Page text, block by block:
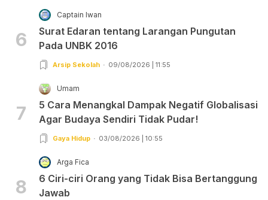
6
Captain Iwan
Surat Edaran tentang Larangan Pungutan
Pada UNBK 2016
Arsip Sekolah 09/08/2026 | 11:55
7
Umam
5 Cara Menangkal Dampak Negatif Globalisasi
Agar Budaya Sendiri Tidak Pudar!
Gaya Hidup 03/08/2026 | 10:55
8
Arga Fica
6 Ciri-ciri Orang yang Tidak Bisa Bertanggung
Jawab